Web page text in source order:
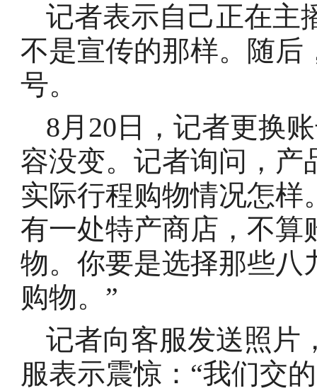
记者表示自己正在主
不是宣传的那样。随后
号。
8月20日，记者更换
容没变。记者询问，产
实际行程购物情况怎样
有一处特产商店，不算
物。你要是选择那些八
购物。”
记者向客服发送照片
服表示震惊：“我们交